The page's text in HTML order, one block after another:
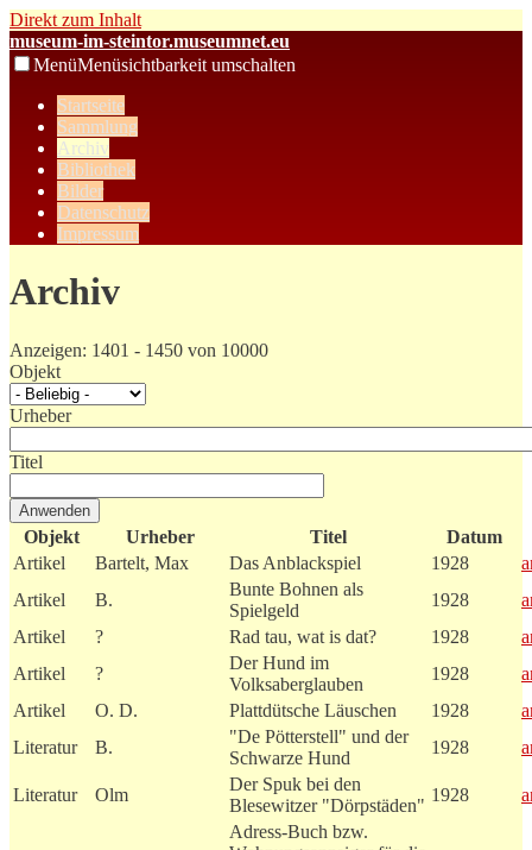
Direkt zum Inhalt
museum-im-steintor.museumnet.eu
MenüMenüsichtbarkeit umschalten
Startseite
Sammlung
Archiv
Bibliothek
Bilder
Datenschutz
Impressum
Archiv
Anzeigen: 1401 - 1450 von 10000
Objekt
Urheber
Titel
Objekt Urheber Titel
Datum
Artikel
Bartelt, Max Das Anblackspiel 1928
Artikel
B.
Bunte Bohnen als
Spielgeld
1928
Artikel
? Rad tau, wat is dat? 1928
Artikel
?
Der Hund im
Volksaberglauben
1928
Artikel
O. D. Plattdütsche Läuschen 1928
Literatur
B.
"De Pötterstell" und der
Schwarze Hund
1928
Literatur Olm
Der Spuk bei den
Blesewitzer "Dörpstäden"
1928
Adress-Buch bzw.